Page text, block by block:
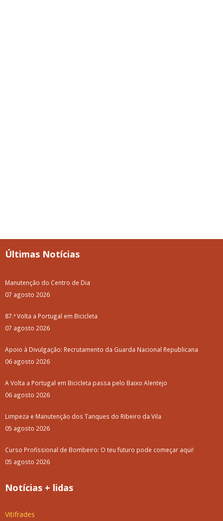
Últimas Notícias
Manutenção do Centro de Dia
07 agosto 2026
87.ª Volta a Portugal em Bicicleta
07 agosto 2026
Apoio à Divulgação: Recrutamento da Guarda Nacional Republicana
06 agosto 2026
A Volta a Portugal em Bicicleta passa pelo Baixo Alentejo
06 agosto 2026
Limpeza e Manutenção dos Tanques do Ribeiro da Vila
05 agosto 2026
Curso Profissional de Bombeiro: O teu futuro pode começar aqui!
05 agosto 2026
Notícias + lidas
Vitifrades